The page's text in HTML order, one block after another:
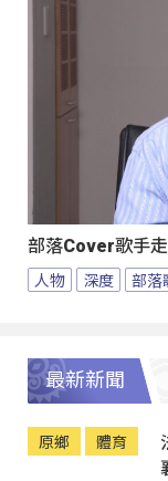
部落Cover歌手
人物 深度 部落
最新新聞
原鄉 體育